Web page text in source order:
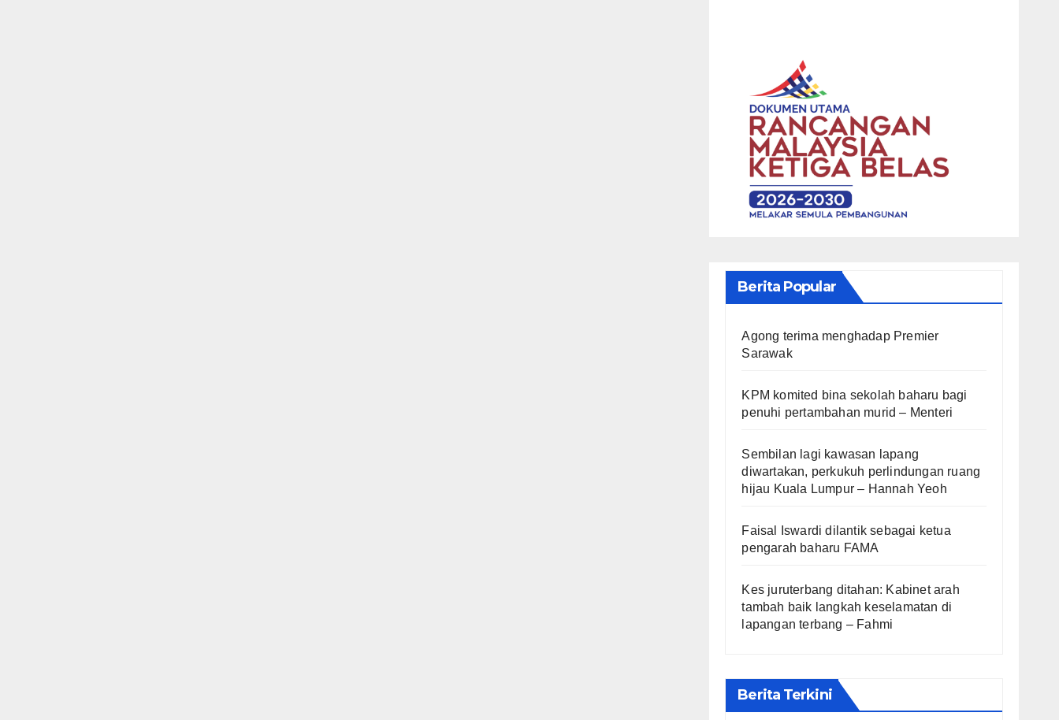
Berita Popular
Agong terima menghadap Premier
Sarawak
KPM komited bina sekolah baharu bagi
penuhi pertambahan murid – Menteri
Sembilan lagi kawasan lapang
diwartakan, perkukuh perlindungan ruang
hijau Kuala Lumpur – Hannah Yeoh
Faisal Iswardi dilantik sebagai ketua
pengarah baharu FAMA
Kes juruterbang ditahan: Kabinet arah
tambah baik langkah keselamatan di
lapangan terbang – Fahmi
Berita Terkini